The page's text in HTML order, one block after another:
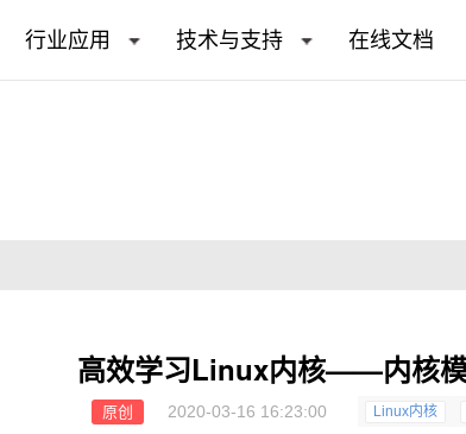
行业应用 技术与支持 在线文档
高效学习Linux内核——内核
原创 2020-03-16 16:23:00 Linux内核